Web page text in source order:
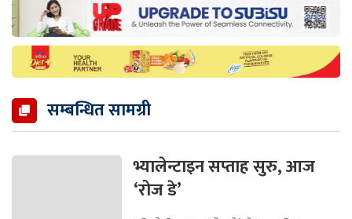
सम्बन्धित सामग्री
भ्यालेन्टाइन सप्ताह सुरु, आज
‘रोज डे’